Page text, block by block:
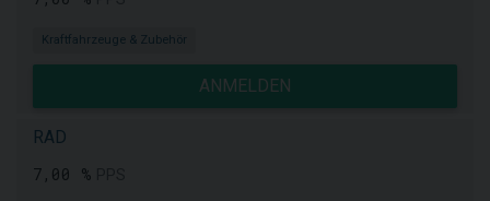
Kraftfahrzeuge & Zubehör
ANMELDEN
RAD
7,00 %